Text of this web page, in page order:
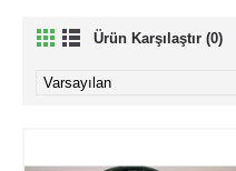
Ürün Karşılaştır (0)